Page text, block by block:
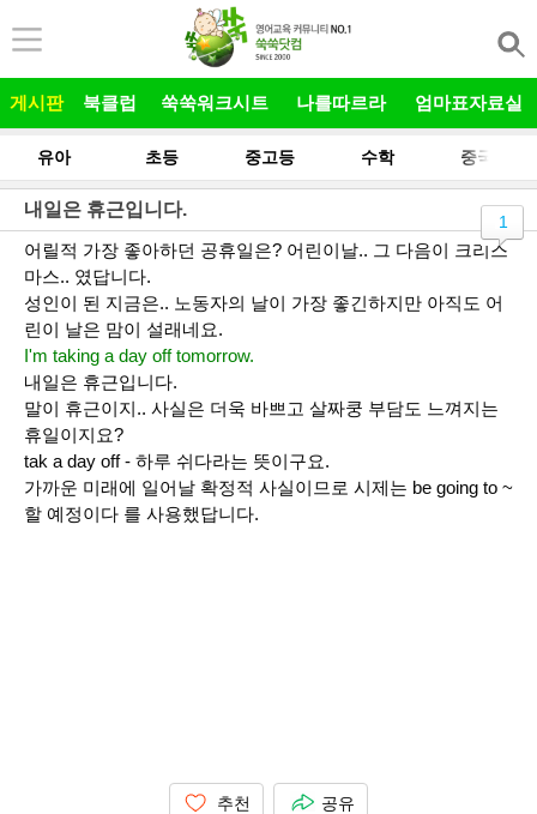
게시판 북클럽 쑥쑥워크시트 나를따르라 엄마표자료실
유아 초등 중고등 수학 중국어
내일은 휴근입니다.
1
어릴적 가장 좋아하던 공휴일은? 어린이날.. 그 다음이 크리스
마스.. 였답니다.
성인이 된 지금은.. 노동자의 날이 가장 좋긴하지만 아직도 어
린이 날은 맘이 설래네요.
I'm taking a day off tomorrow.
내일은 휴근입니다.
말이 휴근이지.. 사실은 더욱 바쁘고 살짜쿵 부담도 느껴지는
휴일이지요?
tak a day off - 하루 쉬다라는 뜻이구요.
가까운 미래에 일어날 확정적 사실이므로 시제는 be going to ~
할 예정이다 를 사용했답니다.
추천 공유